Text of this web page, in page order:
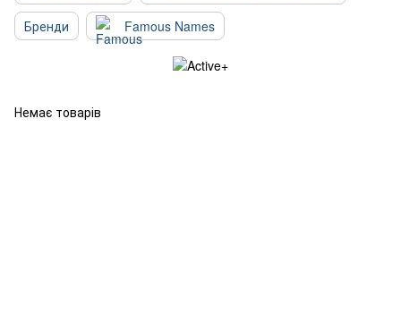
Бренди
Famous Names
Немає товарів